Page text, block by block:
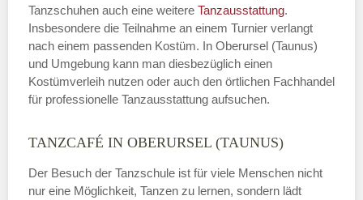
Tanzschuhen auch eine weitere Tanzausstattung.
Insbesondere die Teilnahme an einem Turnier verlangt
nach einem passenden Kostüm. In Oberursel (Taunus)
und Umgebung kann man diesbezüglich einen
Kostümverleih nutzen oder auch den örtlichen Fachhandel
für professionelle Tanzausstattung aufsuchen.
TANZCAFÉ IN OBERURSEL (TAUNUS)
Der Besuch der Tanzschule ist für viele Menschen nicht
nur eine Möglichkeit, Tanzen zu lernen, sondern lädt